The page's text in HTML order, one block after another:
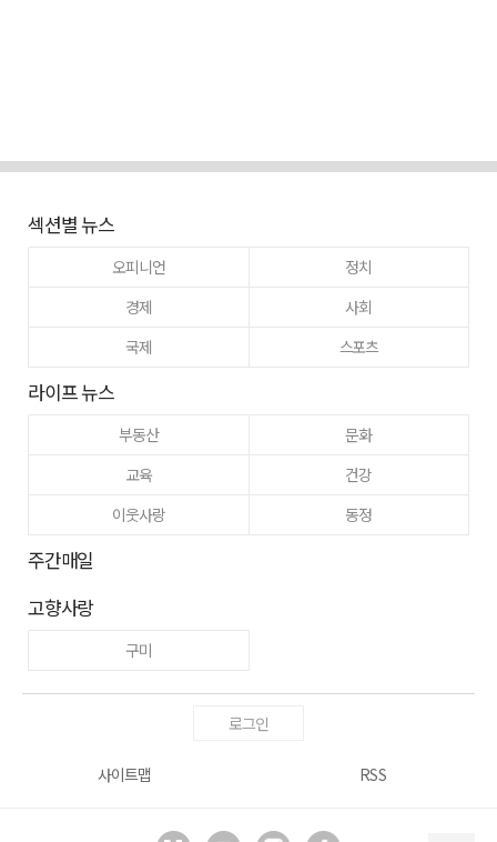
섹션별 뉴스
오피니언
정치
경제
사회
국제
스포츠
라이프 뉴스
부동산
문화
교육
건강
이웃사랑
동정
주간매일
고향사랑
구미
로그인
사이트맵 RSS